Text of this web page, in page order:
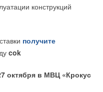
конструкций
получите
cok
октября в МВЦ «Крокус
от температуры и
не предотвратит этой
Комментарий полезен?